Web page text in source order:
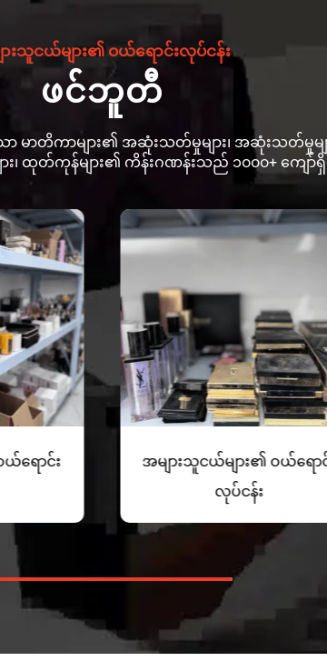
ားသူငယ်များ၏ ဝယ်ရောင်းလုပ်ငန်း
ဖင်ဘူတီ
မာတိကာများ၏ အဆုံးသတ်မှုများ၊ အဆုံးသတ်မှုမျာ
ား၊ ထုတ်ကုန်များ၏ ကိန်းဂဏန်းသည် ၁၀၀၀+ ကျော်
ယ်ရောင်း
အများသူငယ်များ၏ ဝယ်ရော
လုပ်ငန်း